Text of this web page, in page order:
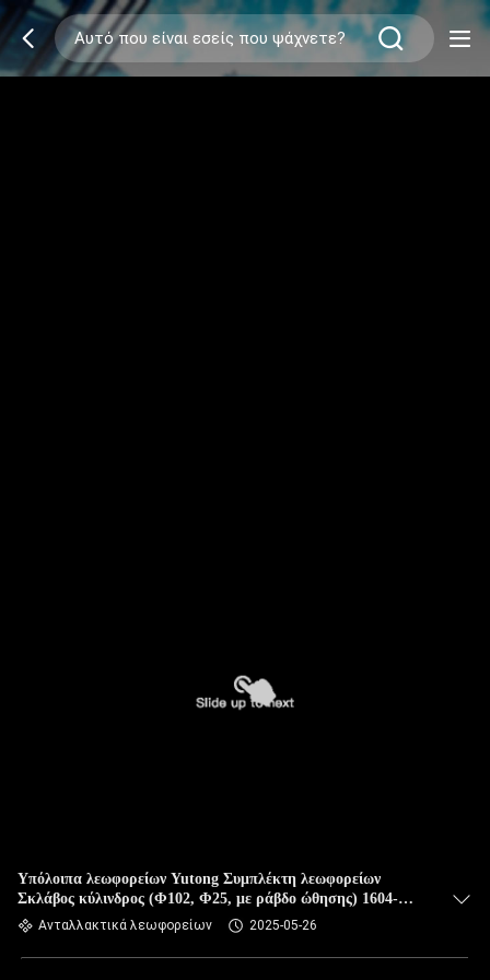
Υπόλοιπα λεωφορείων Yutong Συμπλέκτη λεωφορείων
Σκλάβος κύλινδρος (Φ102, Φ25, με ράβδο ώθησης) 1604-
00868 9700516080
Ανταλλακτικά λεωφορείων 2025-05-26